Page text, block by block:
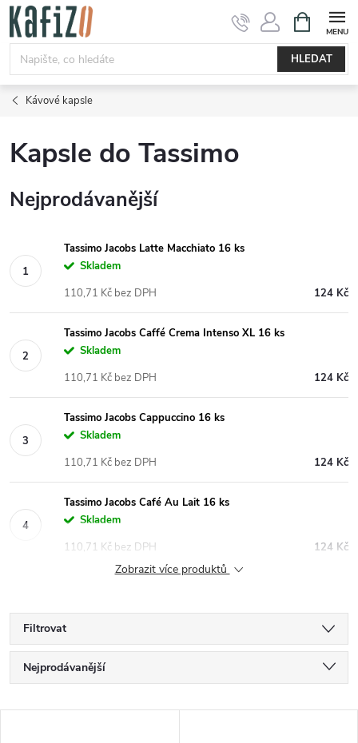
Přejít
obsah
HLEDAT
NÁKUPNÍ
KOŠÍK
Kávové kapsle
Kapsle do Tassimo
Nejprodávanější
Tassimo Jacobs Latte Macchiato 16 ks
Skladem
124 Kč
110,71 Kč bez DPH
Tassimo Jacobs Caffé Crema Intenso XL 16 ks
Skladem
124 Kč
110,71 Kč bez DPH
Tassimo Jacobs Cappuccino 16 ks
Skladem
124 Kč
110,71 Kč bez DPH
Tassimo Jacobs Café Au Lait 16 ks
Skladem
124 Kč
110,71 Kč bez DPH
Zobrazit více produktů
Filtrovat
Ř
a
Nejprodávanější